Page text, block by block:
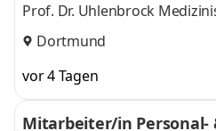
Prof. Dr. Uhlenbrock
Dienstleistungen GmbH & Co.
Dortmund
vor 4 Tagen
Mitarbeiter/in Personal-